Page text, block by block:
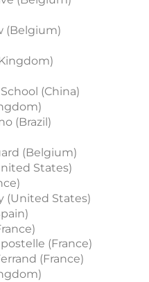
(Belgium)
(China)
(Brazil)
(Belgium)
States)
(United States)
(France)
(France)